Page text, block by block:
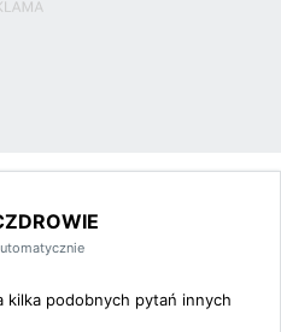
kilka podobnych pytań innych